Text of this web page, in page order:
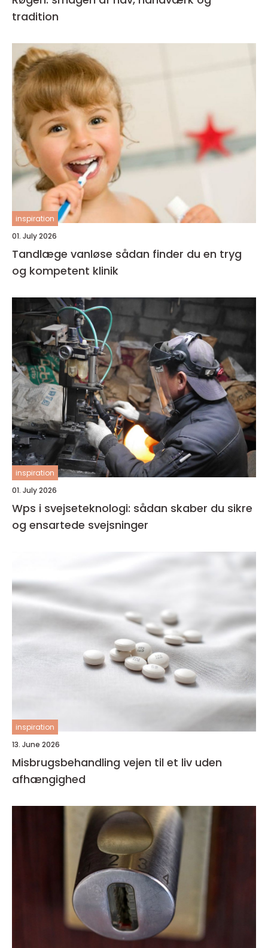
tradition
inspiration
01. July 2026
Tandlæge vanløse sådan finder du en tryg
og kompetent klinik
inspiration
01. July 2026
Wps i svejseteknologi: sådan skaber du sikre
og ensartede svejsninger
inspiration
13. June 2026
Misbrugsbehandling vejen til et liv uden
afhængighed